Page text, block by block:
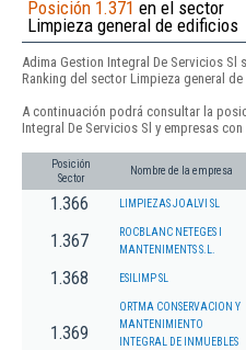
Posición 1.371 en el sector
Limpieza general de edificios
Adima Gestion Integral De Servicios Sl
Ranking del sector Limpieza general de
A continuación podrá consultar la
Integral De Servicios Sl y empresas
Posición
Sector
Nombre de la empresa
1.366 LIMPIEZAS JOALVI SL
1.367
ROCBLANC NETEGES I
MANTENIMENTS S.L.
1.368 ESILIMP SL
1.369
ORTMA CONSERVACION Y
MANTENIMIENTO
INTEGRAL DE INMUEBLES